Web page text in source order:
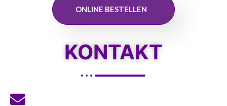
ONLINE BESTELLEN
KONTAKT